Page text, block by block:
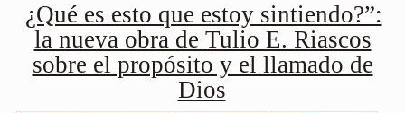
¿Qué es esto que estoy sintiendo?”:
la nueva obra de Tulio E. Riascos
sobre el propósito y el llamado de
Dios